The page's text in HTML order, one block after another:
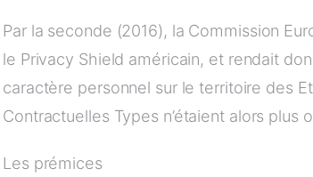
Par la seconde (2016), la Commission
le Privacy Shield américain, et rendait
caractère personnel sur le territoire des
Contractuelles Types n’étaient alors
Les prémices